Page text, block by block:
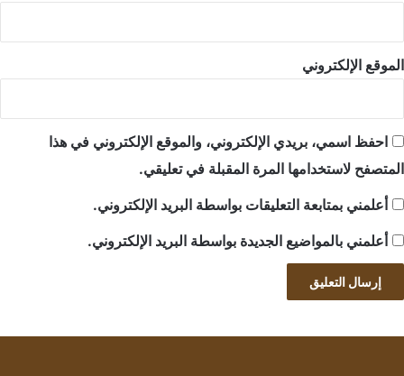
الموقع الإلكتروني
احفظ اسمي، بريدي الإلكتروني، والموقع الإلكتروني في هذا
المتصفح لاستخدامها المرة المقبلة في تعليقي.
أعلمني بمتابعة التعليقات بواسطة البريد الإلكتروني.
أعلمني بالمواضيع الجديدة بواسطة البريد الإلكتروني.